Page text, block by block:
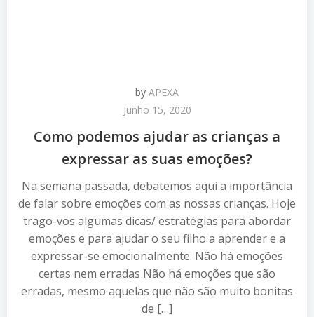
by APEXA
Junho 15, 2020
Como podemos ajudar as crianças a
expressar as suas emoções?
Na semana passada, debatemos aqui a importância
de falar sobre emoções com as nossas crianças. Hoje
trago-vos algumas dicas/ estratégias para abordar
emoções e para ajudar o seu filho a aprender e a
expressar-se emocionalmente. Não há emoções
certas nem erradas Não há emoções que são
erradas, mesmo aquelas que não são muito bonitas
de […]